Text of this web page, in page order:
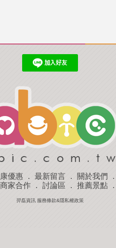
優惠 ． 最新留言 ． 關於我們 ．
商家合作． 討論區 ． 推薦景點．
羿磊資訊 服務條款&隱私權政策